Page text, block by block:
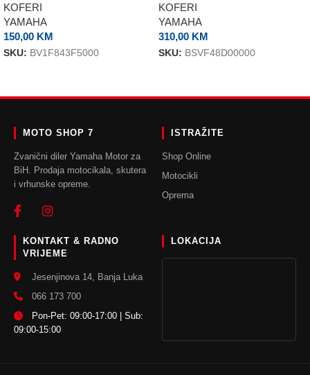
KOFERI
YAMAHA
150,00 KM
SKU: BV1F843F5000
KOFERI
YAMAHA
310,00 KM
SKU: BSVF48D00000
MOTO SHOP 7
Zvanični diler Yamaha Motor za
BiH. Prodaja motocikala, skutera
i vrhunske opreme.
ISTRAŽITE
Shop Online
Motocikli
Oprema
KONTAKT & RADNO
VRIJEME
Jesenjinova 14, Banja Luka
066 173 700
Pon-Pet: 09:00-17:00 | Sub:
09:00-15:00
LOKACIJA